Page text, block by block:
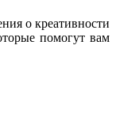
о креативности
помогут вам